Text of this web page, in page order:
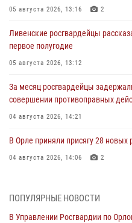
05 августа 2026, 13:16 2
Ливенские росгвардейцы
первое полугодие
05 августа 2026, 13:12
За месяц росгвардейцы
совершении противоправных
04 августа 2026, 14:21
В Орле приняли присягу 28 новых
04 августа 2026, 14:06 2
предоставлении госуслуг
ПОПУЛЯРНЫЕ НОВОСТИ
В Управлении Росгвардии по